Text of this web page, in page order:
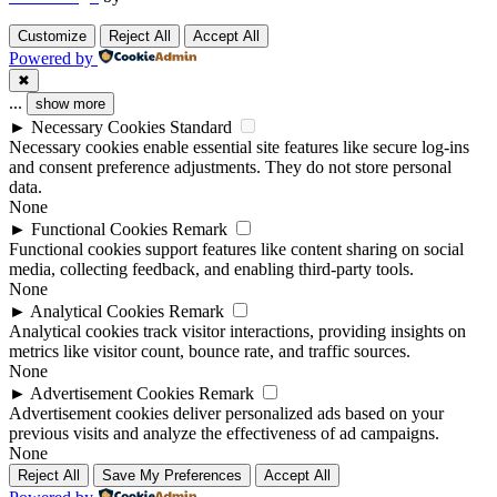
Customize Reject All Accept All
Powered by
✖
... show more
► Necessary Cookies Standard
Necessary cookies enable essential site features like secure log-ins
and consent preference adjustments. They do not store personal
data.
None
► Functional Cookies Remark
Functional cookies support features like content sharing on social
media, collecting feedback, and enabling third-party tools.
None
► Analytical Cookies Remark
Analytical cookies track visitor interactions, providing insights on
metrics like visitor count, bounce rate, and traffic sources.
None
► Advertisement Cookies Remark
Advertisement cookies deliver personalized ads based on your
previous visits and analyze the effectiveness of ad campaigns.
None
Reject All Save My Preferences Accept All